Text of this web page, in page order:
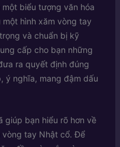
biểu tượng văn hóa
một hình xăm vòng tay
và chuẩn bị kỹ
cấp cho bạn những
ra quyết định đúng
ý nghĩa, mang đậm dấu
giúp bạn hiểu rõ hơn về
vòng tay Nhật cổ. Để